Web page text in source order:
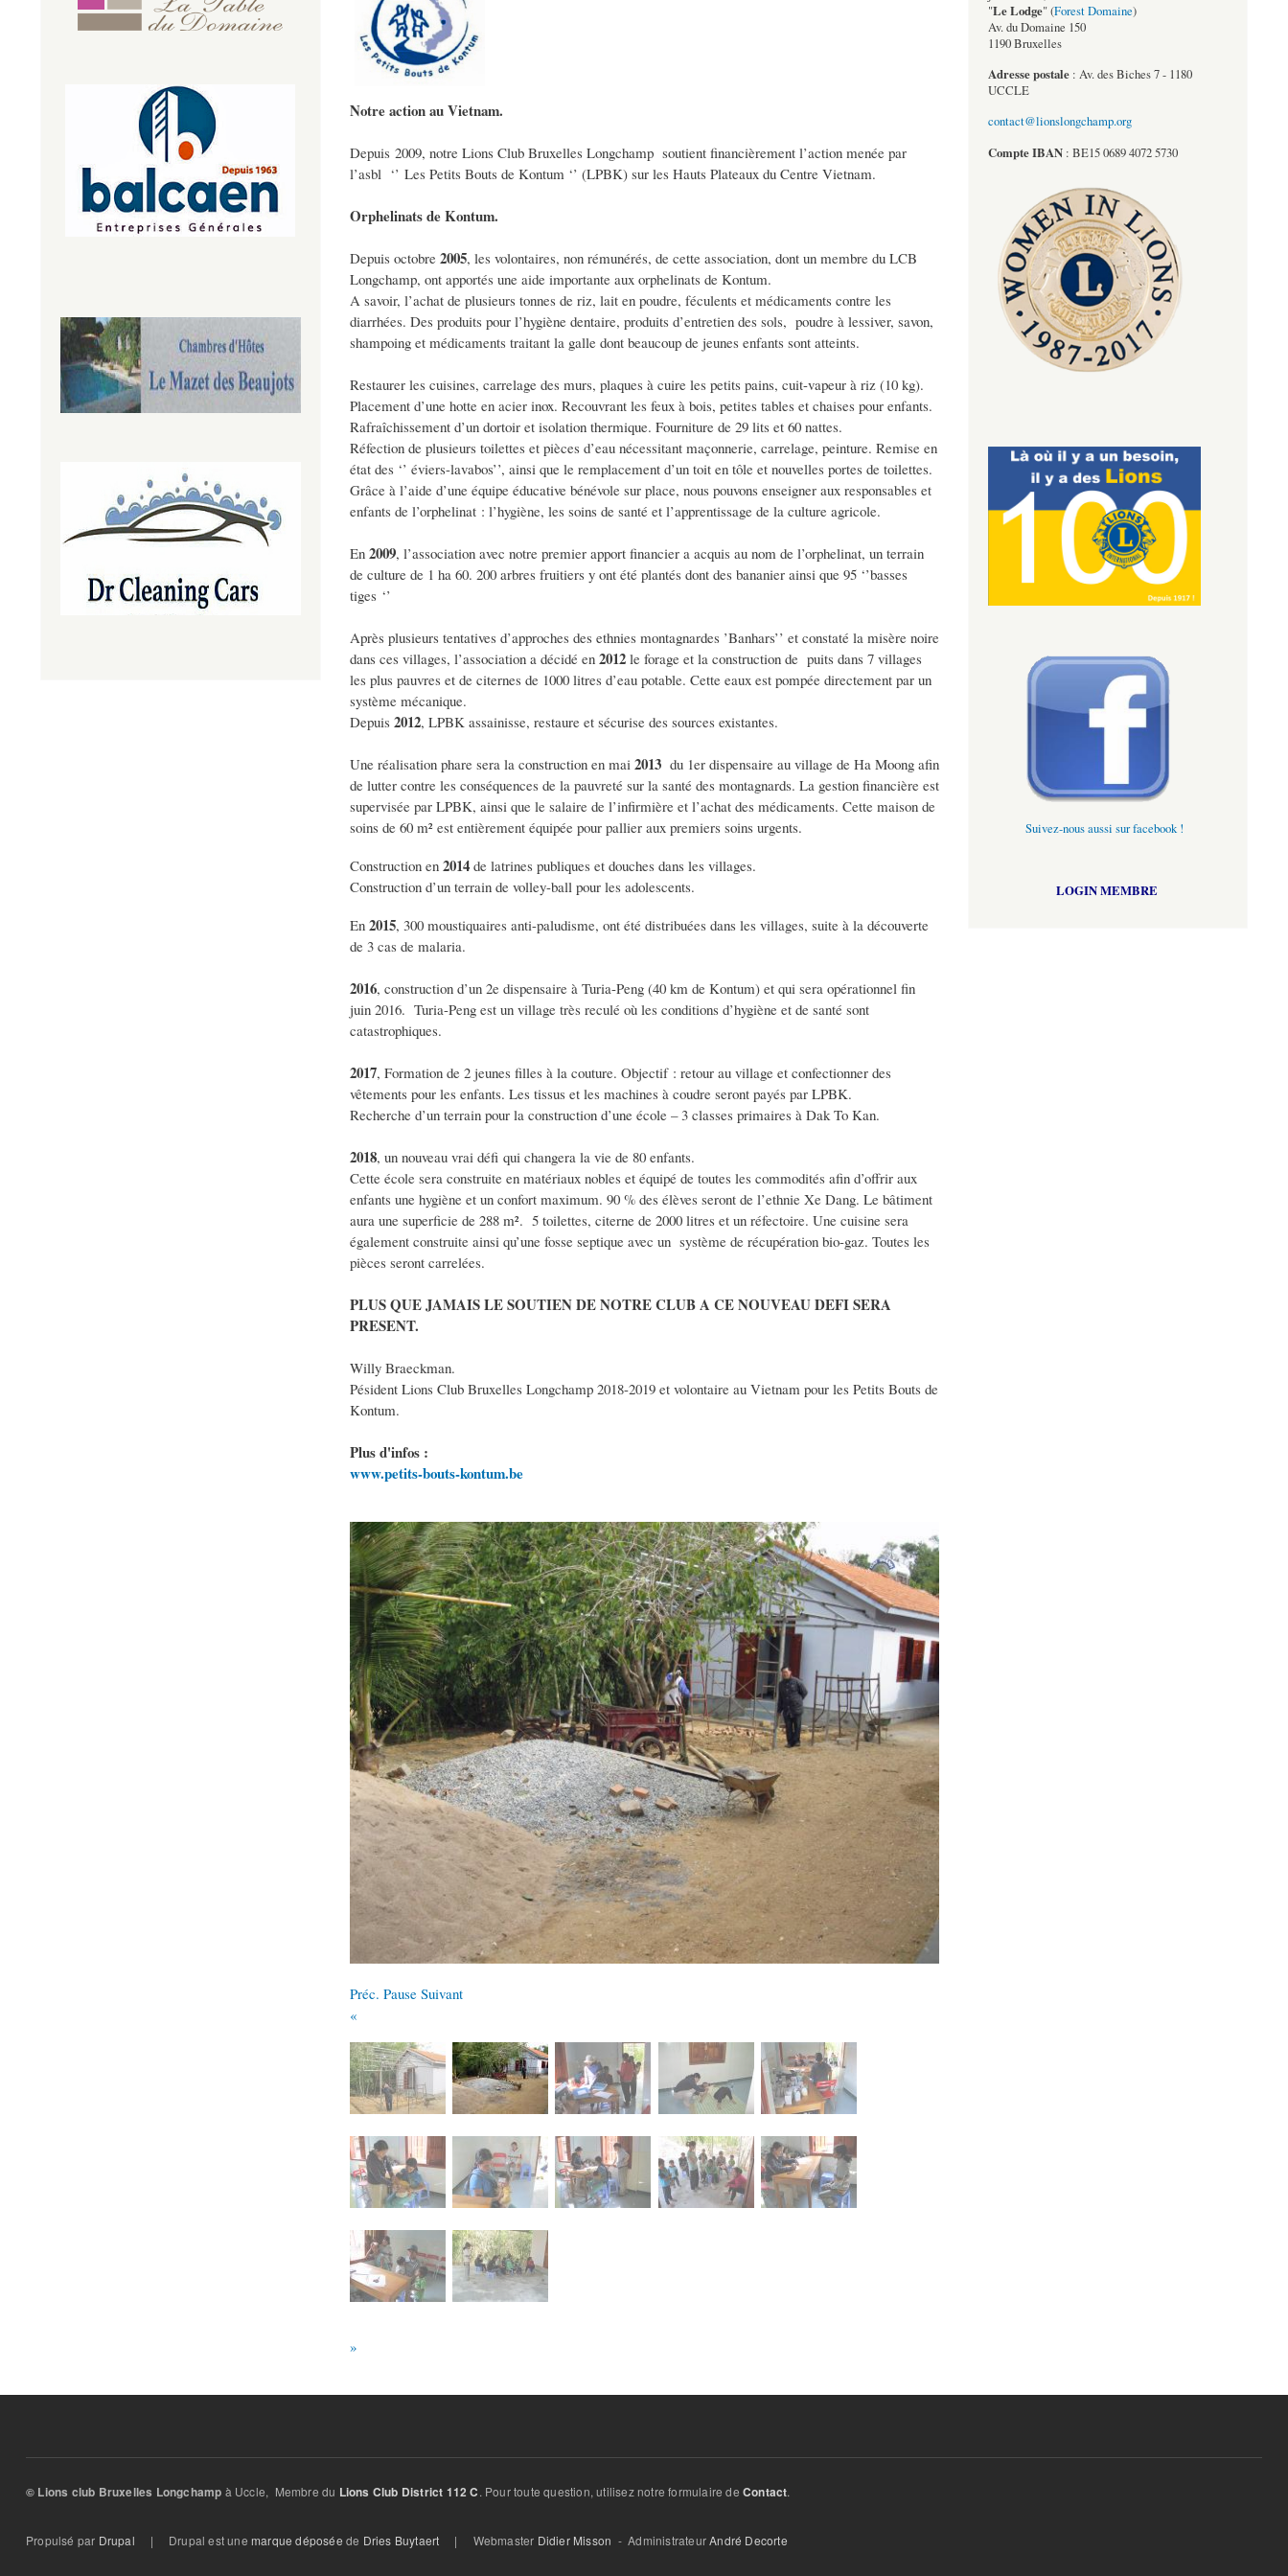
Notre action au Vietnam.
Depuis 2009, notre Lions Club Bruxelles Longchamp soutient financièrement l’action menée par
l’asbl ‘’ Les Petits Bouts de Kontum ‘’ (LPBK) sur les Hauts Plateaux du Centre Vietnam.
Orphelinats de Kontum.
Depuis octobre 2005, les volontaires, non rémunérés, de cette association, dont un membre du LCB
Longchamp, ont apportés une aide importante aux orphelinats de Kontum.
A savoir, l’achat de plusieurs tonnes de riz, lait en poudre, féculents et médicaments contre les
diarrhées. Des produits pour l’hygiène dentaire, produits d’entretien des sols, poudre à lessiver, savon,
shampoing et médicaments traitant la galle dont beaucoup de jeunes enfants sont atteints.
Restaurer les cuisines, carrelage des murs, plaques à cuire les petits pains, cuit-vapeur à riz (10 kg).
Placement d’une hotte en acier inox. Recouvrant les feux à bois, petites tables et chaises pour enfants.
Rafraîchissement d’un dortoir et isolation thermique. Fourniture de 29 lits et 60 nattes.
Réfection de plusieurs toilettes et pièces d’eau nécessitant maçonnerie, carrelage, peinture. Remise en
état des ‘’ éviers-lavabos’’, ainsi que le remplacement d’un toit en tôle et nouvelles portes de toilettes.
Grâce à l’aide d’une équipe éducative bénévole sur place, nous pouvons enseigner aux responsables et
enfants de l’orphelinat : l’hygiène, les soins de santé et l’apprentissage de la culture agricole.
En 2009, l’association avec notre premier apport financier a acquis au nom de l’orphelinat, un terrain
de culture de 1 ha 60. 200 arbres fruitiers y ont été plantés dont des bananier ainsi que 95 ‘’basses
tiges ‘’
Après plusieurs tentatives d’approches des ethnies montagnardes ’Banhars’’ et constaté la misère noire
dans ces villages, l’association a décidé en 2012le forage et la construction de puits dans 7 villages
les plus pauvres et de citernes de 1000 litres d’eau potable. Cette eaux est pompée directement par un
système mécanique.
Depuis 2012, LPBK assainisse, restaure et sécurise des sources existantes.
Une réalisation phare sera la construction en mai 2013du 1er dispensaire au village de Ha Moong afin
de lutter contre les conséquences de la pauvreté sur la santé des montagnards. La gestion financière est
supervisée par LPBK, ainsi que le salaire de l’infirmière et l’achat des médicaments. Cette maison de
soins de 60 m² est entièrement équipée pour pallier aux premiers soins urgents.
Construction en 2014de latrines publiques et douches dans les villages.
Construction d’un terrain de volley-ball pour les adolescents.
En 2015, 300 moustiquaires anti-paludisme, ont été distribuées dans les villages, suite à la découverte
de 3 cas de malaria.
2016, construction d’un 2e dispensaire à Turia-Peng (40 km de Kontum) et qui sera opérationnel fin
juin 2016. Turia-Peng est un village très reculé où les conditions d’hygiène et de santé sont
catastrophiques.
2017, Formation de 2 jeunes filles à la couture. Objectif : retour au village et confectionner des
vêtements pour les enfants. Les tissus et les machines à coudre seront payés par LPBK.
Recherche d’un terrain pour la construction d’une école – 3 classes primaires à Dak To Kan.
2018, un nouveau vrai défi qui changera la vie de 80 enfants.
Cette école sera construite en matériaux nobles et équipé de toutes les commodités afin d’offrir aux
enfants une hygiène et un confort maximum. 90 % des élèves seront de l’ethnie Xe Dang. Le bâtiment
aura une superficie de 288 m². 5 toilettes, citerne de 2000 litres et un réfectoire. Une cuisine sera
également construite ainsi qu’une fosse septique avec un système de récupération bio-gaz. Toutes les
pièces seront carrelées.
PLUS QUE JAMAIS LE SOUTIEN DE NOTRE CLUB A CE NOUVEAU DEFI SERA
PRESENT.
Willy Braeckman.
Pésident Lions Club Bruxelles Longchamp 2018-2019 et volontaire au Vietnam pour les Petits Bouts de
Kontum.
Plus d'infos :
www.petits-bouts-kontum.be
Préc. Pause Suivant
«
»
"Le Lodge" (Forest Domaine)
Av. du Domaine 150
1190 Bruxelles
Adresse postale: Av. des Biches 7 - 1180
UCCLE
contact@lionslongchamp.org
CompteIBAN: BE15 0689 4072 5730
Suivez-nous aussi sur facebook !
LOGIN MEMBRE
© Lions club Bruxelles Longchamp à Uccle, Membre du Lions Club District 112 C. Pour toute question, utilisez notre formulaire deContact.
Propulsé par Drupal | Drupal est unemarque déposée de Dries Buytaert | Webmaster Didier Misson - AdministrateurAndré Decorte